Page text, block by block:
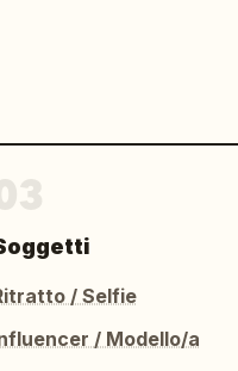
/ Selfie
/ Modello/a